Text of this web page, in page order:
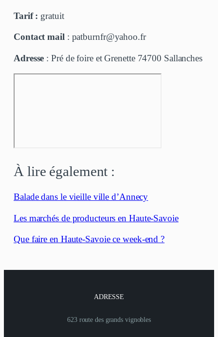
Tarif : gratuit
Contact mail: patburnfr@yahoo.fr
Adresse : Pré de foire et Grenette 74700 Sallanches
À lire également :
Balade dans le vieille ville d’Annecy
Les marchés de producteurs en Haute-Savoie
Que faire en Haute-Savoie ce week-end ?
ADRESSE
623 route des grands vignobles